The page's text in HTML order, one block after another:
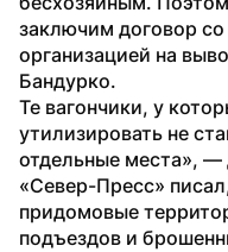
заключим договор
организацией на
Бандурко.
Те вагончики, у
утилизировать не
отдельные места», —
«Север-Пресс»
придомовые
подъездов и